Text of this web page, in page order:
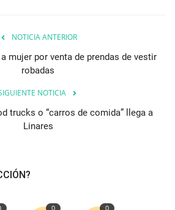
NOTICIA ANTERIOR
mujer por venta de prendas de vestir
robadas
NOTICIA
trucks o “carros de comida” llega a
Linares
0 0